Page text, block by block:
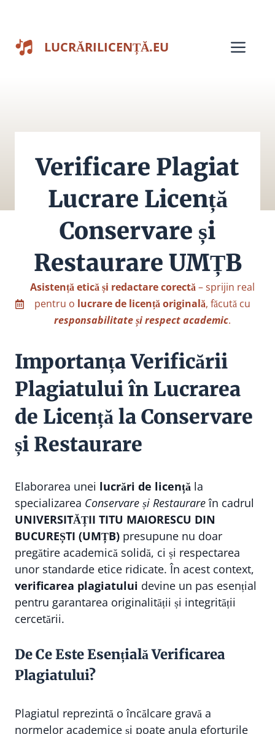
conținut
LUCRĂRILICENȚĂ.EU
Verificare Plagiat
Lucrare Licență
Conservare și
Restaurare UMȚB
Asistență etică și redactare corectă– sprijin real
pentru o lucrare de licență originală, făcută cu
responsabilitate și respect academic.
Importanța Verificării
Plagiatului în Lucrarea
de Licență la Conservare
și Restaurare
Elaborarea unei lucrări de licență la
specializarea Conservare și Restaurareîn cadrul
UNIVERSITĂȚII TITU MAIORESCU DIN
BUCUREȘTI (UMȚB) presupune nu doar
pregătire academică solidă, ci și respectarea
unor standarde etice ridicate. În acest context,
verificarea plagiatului devine un pas esențial
pentru garantarea originalității și integrității
cercetării.
De Ce Este Esențială Verificarea
Plagiatului?
Plagiatul reprezintă o încălcare gravă a
normelor academice și poate anula eforturile